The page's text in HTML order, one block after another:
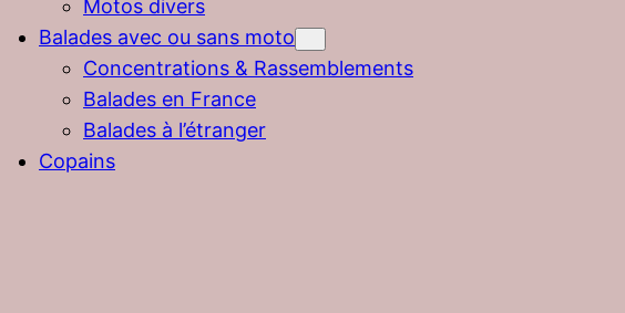
Motos divers
Balades avec ou sans moto
Concentrations & Rassemblements
Balades en France
Balades à l’étranger
Copains